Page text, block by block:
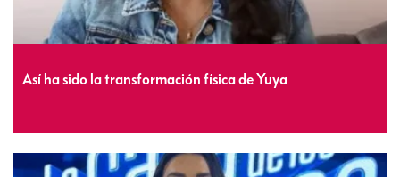
Así ha sido la transformación física de Yuya